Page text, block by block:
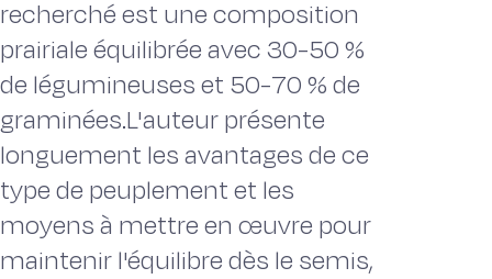
recherché est une composition
prairiale équilibrée avec 30-50 %
de légumineuses et 50-70 % de
graminées.L'auteur présente
longuement les avantages de ce
type de peuplement et les
moyens à mettre en œuvre pour
maintenir l'équilibre dès le semis,